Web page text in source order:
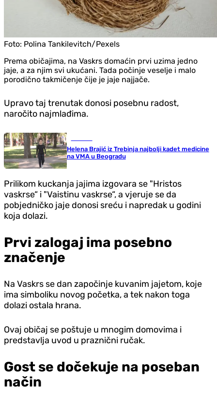
Foto: Polina Tankilevitch/Pexels
Prema običajima, na Vaskrs domaćin prvi uzima jedno
jaje, a za njim svi ukućani. Tada počinje veselje i malo
porodično takmičenje čije je jaje najjače.
Upravo taj trenutak donosi posebnu radost,
naročito najmlađima.
Helena Brajić iz Trebinja najbolji kadet medicine
na VMA u Beogradu
Prilikom kuckanja jajima izgovara se "Hristos
vaskrse“ i "Vaistinu vaskrse“, a vjeruje se da
pobjedničko jaje donosi sreću i napredak u godini
koja dolazi.
Prvi zalogaj ima posebno
značenje
Na Vaskrs se dan započinje kuvanim jajetom, koje
ima simboliku novog početka, a tek nakon toga
dolazi ostala hrana.
Ovaj običaj se poštuje u mnogim domovima i
predstavlja uvod u praznični ručak.
Gost se dočekuje na poseban
način